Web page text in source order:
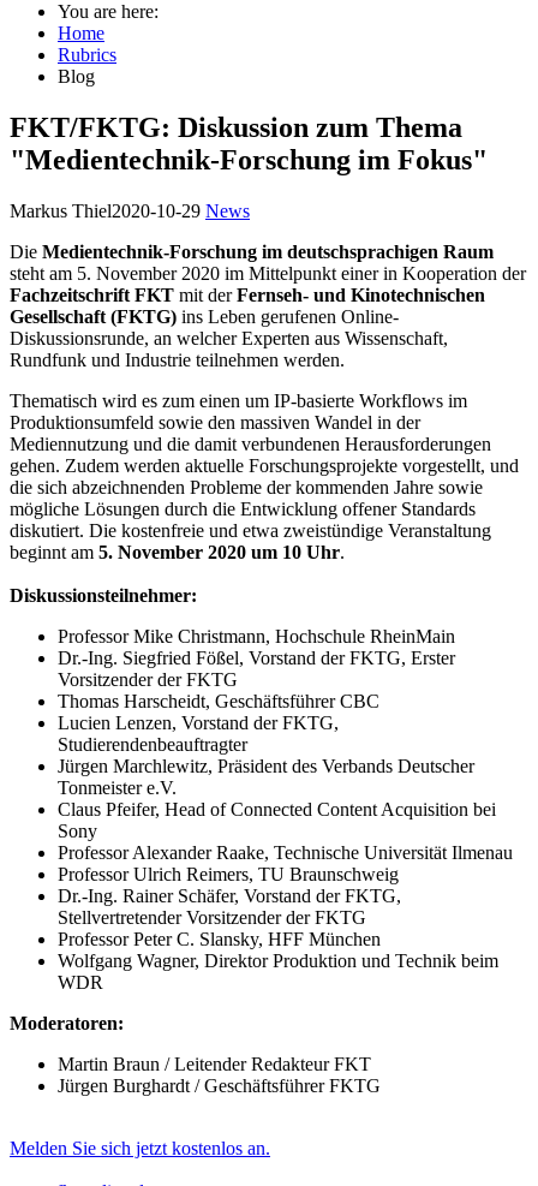
You are here:
Home
Rubrics
Blog
FKT/FKTG: Diskussion zum Thema
"Medientechnik-Forschung im Fokus"
Markus Thiel2020-10-29 News
Die Medientechnik-Forschung im deutschsprachigen Raum
steht am 5. November 2020 im Mittelpunkt einer in Kooperation der
Fachzeitschrift FKT mit derFernseh- und Kinotechnischen
Gesellschaft (FKTG) ins Leben gerufenen Online-
Diskussionsrunde, an welcher Experten aus Wissenschaft,
Rundfunk und Industrie teilnehmen werden.
Thematisch wird es zum einen um IP-basierte Workflows im
Produktionsumfeld sowie den massiven Wandel in der
Mediennutzung und die damit verbundenen Herausforderungen
gehen. Zudem werden aktuelle Forschungsprojekte vorgestellt, und
die sich abzeichnenden Probleme der kommenden Jahre sowie
mögliche Lösungen durch die Entwicklung offener Standards
diskutiert. Die kostenfreie und etwa zweistündige Veranstaltung
beginnt am 5. November 2020 um 10 Uhr.
Diskussionsteilnehmer:
Professor Mike Christmann, Hochschule RheinMain
Dr.-Ing. Siegfried Fößel, Vorstand der FKTG, Erster
Vorsitzender der FKTG
Thomas Harscheidt, Geschäftsführer CBC
Lucien Lenzen, Vorstand der FKTG,
Studierendenbeauftragter
Jürgen Marchlewitz, Präsident des Verbands Deutscher
Tonmeister e.V.
Claus Pfeifer, Head of Connected Content Acquisition bei
Sony
Professor Alexander Raake, Technische Universität Ilmenau
Professor Ulrich Reimers, TU Braunschweig
Dr.-Ing. Rainer Schäfer, Vorstand der FKTG,
Stellvertretender Vorsitzender der FKTG
Professor Peter C. Slansky, HFF München
Wolfgang Wagner, Direktor Produktion und Technik beim
WDR
Moderatoren:
Martin Braun / Leitender Redakteur FKT
Jürgen Burghardt / Geschäftsführer FKTG
Melden Sie sich jetzt kostenlos an.